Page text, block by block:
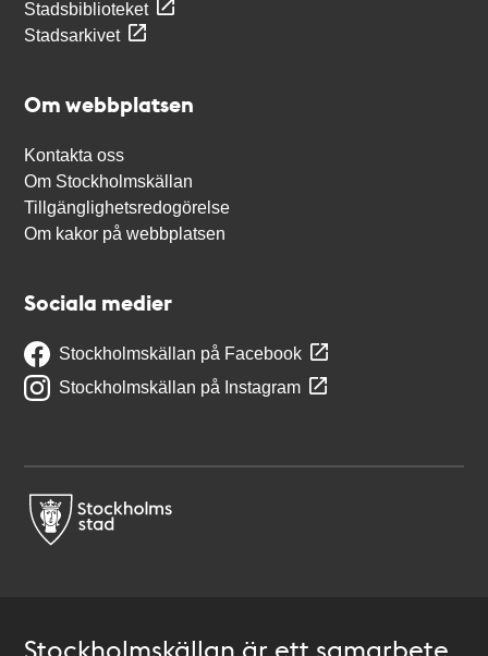
Stadsbiblioteket
Stadsarkivet
Om webbplatsen
Kontakta oss
Om Stockholmskällan
Tillgänglighetsredogörelse
Om kakor på webbplatsen
Sociala medier
Stockholmskällan på Facebook
Stockholmskällan på Instagram
Stockholmskällan är ett samarbete